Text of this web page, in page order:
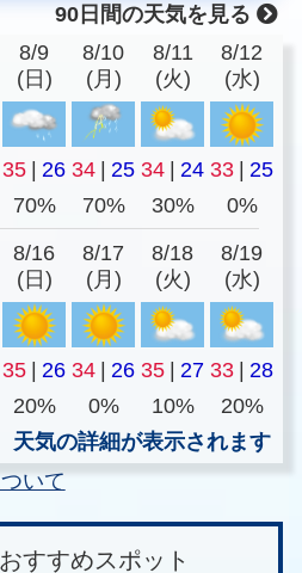
90日間の天気を見る
8/9
(日)
8/10
(月)
8/11
(火)
8/12
(水)
35 | 26 34 | 25 34 | 24 33 | 25
70% 70% 30% 0%
8/16
(日)
8/17
(月)
8/18
(火)
8/19
(水)
35 | 26 34 | 26 35 | 27 33 | 28
20% 0% 10%
20%
天気の詳細が表示されます
いて
すすめスポット